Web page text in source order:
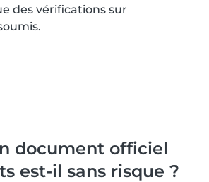
des vérifications sur
document officiel
est-il sans risque ?